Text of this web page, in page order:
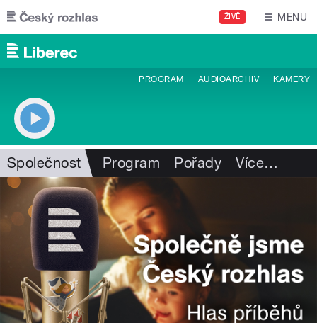
Přejít k hlavnímu obsahu
ŽIVĚ MENU
PROGRAM AUDIOARCHIV KAMERY
Společnost Program Pořady Více…